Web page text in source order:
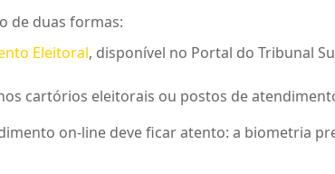
de duas formas:
Eleitoral, disponível no Portal do Tribunal
cartórios eleitorais ou postos de
on-line deve ficar atento: a biometria